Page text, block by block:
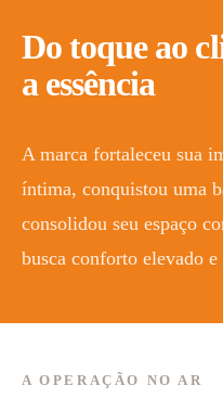
Do toque ao
a essência
A marca fortaleceu sua
íntima, conquistou uma
consolidou seu espaço
busca conforto elevado
A OPERAÇÃO NO AR